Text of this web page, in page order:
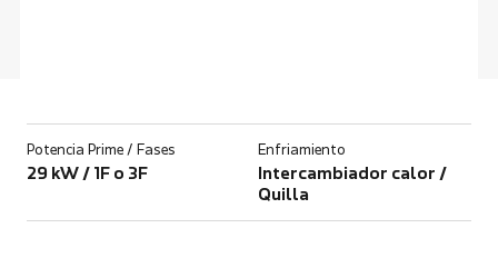
Potencia Prime / Fases
29 kW / 1F o 3F
Enfriamiento
Intercambiador calor /
Quilla